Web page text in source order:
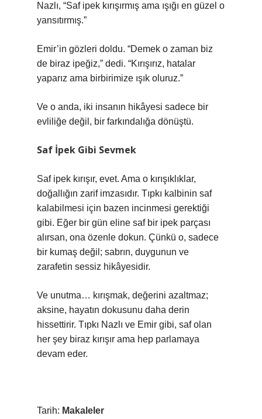
Nazlı, “Saf ipek kırışırmış ama ışığı en güzel o
yansıtırmış.”
Emir’in gözleri doldu. “Demek o zaman biz
de biraz ipeğiz,” dedi. “Kırışırız, hatalar
yaparız ama birbirimize ışık oluruz.”
Ve o anda, iki insanın hikâyesi sadece bir
evliliğe değil, bir farkındalığa dönüştü.
Saf İpek Gibi Sevmek
Saf ipek kırışır, evet. Ama o kırışıklıklar,
doğallığın zarif imzasıdır. Tıpkı kalbinin saf
kalabilmesi için bazen incinmesi gerektiği
gibi. Eğer bir gün eline saf bir ipek parçası
alırsan, ona özenle dokun. Çünkü o, sadece
bir kumaş değil; sabrın, duygunun ve
zarafetin sessiz hikâyesidir.
Ve unutma… kırışmak, değerini azaltmaz;
aksine, hayatın dokusunu daha derin
hissettirir. Tıpkı Nazlı ve Emir gibi, saf olan
her şey biraz kırışır ama hep parlamaya
devam eder.
Tarih: Makaleler